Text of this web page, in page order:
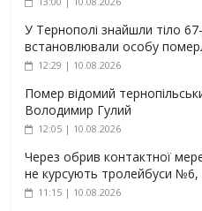
У Тернополі знайшли тіло
встановлювали особу
12:29 | 10.08.2026
Помер відомий
Володимир Гулий
12:05 | 10.08.2026
Через обрив контактної
не курсують тролейбуси
11:15 | 10.08.2026